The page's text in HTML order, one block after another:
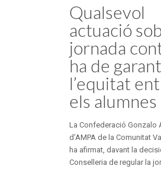
Qualsevol
actuació
jornada
ha de
l’equitat
els alumnes
La Confederació Gonzalo
d’AMPA de la Comunitat
ha afirmat, davant la
Conselleria de regular la